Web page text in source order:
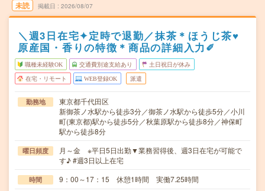
未読 掲載日 2026/08/07
＼週3日在宅✦定時で退勤／抹茶＊ほうじ茶♥
原産国・香りの特徴＊商品の詳細入力✐
職種未経験OK 交通費別途支給あり 土日祝日が休み
在宅・リモート WEB登録OK 派遣
勤務地
東京都千代田区
新御茶ノ水駅から徒歩3分／御茶ノ水駅から徒歩5分／小川
町(東京都)駅から徒歩5分／秋葉原駅から徒歩8分／神保町
駅から徒歩8分
曜日頻度
月～金 ※平日5日出勤▼業務習得後、週3日在宅が可能で
す♪ #週3日以上在宅
時間 9：00～17：15 休憩1時間 実働7.25時間